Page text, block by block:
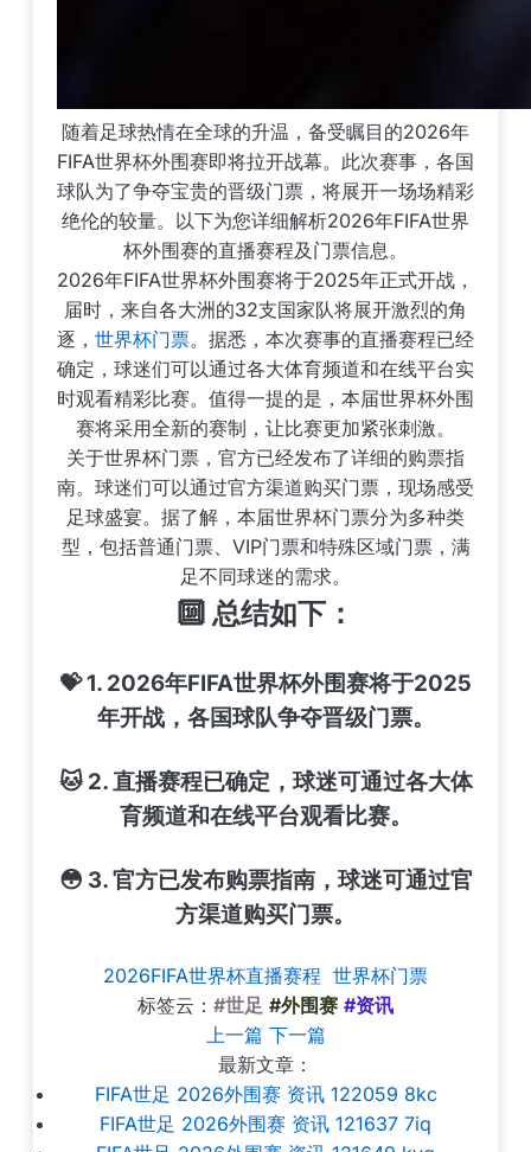
随着足球热情在全球的升温，备受瞩目的2026年
FIFA世界杯外围赛即将拉开战幕。此次赛事，各国
球队为了争夺宝贵的晋级门票，将展开一场场精彩
绝伦的较量。以下为您详细解析2026年FIFA世界
杯外围赛的直播赛程及门票信息。
2026年FIFA世界杯外围赛将于2025年正式开战，
届时，来自各大洲的32支国家队将展开激烈的角
逐， 世界杯门票。据悉，本次赛事的直播赛程已经
确定，球迷们可以通过各大体育频道和在线平台实
时观看精彩比赛。值得一提的是，本届世界杯外围
赛将采用全新的赛制，让比赛更加紧张刺激。
关于世界杯门票，官方已经发布了详细的购票指
南。球迷们可以通过官方渠道购买门票，现场感受
足球盛宴。据了解，本届世界杯门票分为多种类
型，包括普通门票、VIP门票和特殊区域门票，满
足不同球迷的需求。
🔟 总结如下：
💝 1. 2026年FIFA世界杯外围赛将于2025
年开战，各国球队争夺晋级门票。
🐱 2. 直播赛程已确定，球迷可通过各大体
育频道和在线平台观看比赛。
😳 3. 官方已发布购票指南，球迷可通过官
方渠道购买门票。
2026FIFA世界杯直播赛程 世界杯门票
标签云： #世足 #外围赛 #资讯
上一篇 下一篇
最新文章：
FIFA世足 2026外围赛 资讯 122059 8kc
FIFA世足 2026外围赛 资讯 121637 7iq